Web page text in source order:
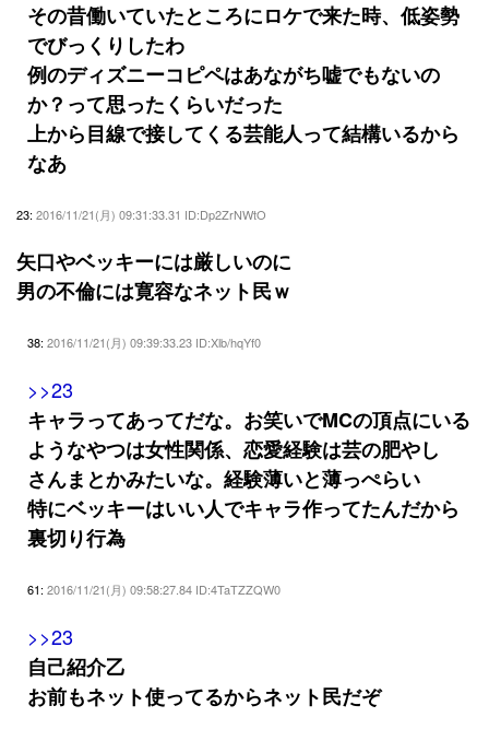
その昔働いていたところにロケで来た時、低姿勢
でびっくりしたわ
例のディズニーコピペはあながち嘘でもないの
か？って思ったくらいだった
上から目線で接してくる芸能人って結構いるから
なあ
23: 2016/11/21(月) 09:31:33.31 ID:Dp2ZrNWtO
矢口やベッキーには厳しいのに
男の不倫には寛容なネット民ｗ
38: 2016/11/21(月) 09:39:33.23 ID:Xlb/hqYf0
>>23
キャラってあってだな。お笑いでMCの頂点にいる
ようなやつは女性関係、恋愛経験は芸の肥やし
さんまとかみたいな。経験薄いと薄っぺらい
特にベッキーはいい人でキャラ作ってたんだから
裏切り行為
61: 2016/11/21(月) 09:58:27.84 ID:4TaTZZQW0
>>23
自己紹介乙
お前もネット使ってるからネット民だぞ